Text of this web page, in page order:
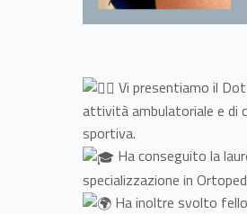
Vi presentiamo il
attività ambulatoriale e di
sportiva.
Ha conseguito la
specializzazione in
Ha inoltre svolto